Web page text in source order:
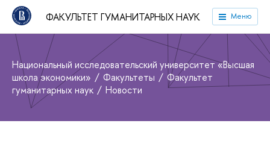
ФАКУЛЬТЕТ ГУМАНИТАРНЫХ НАУК Меню
Национальный исследовательский университет «Высшая
школа экономики»
Факультеты
Факультет
гуманитарных наук
Новости